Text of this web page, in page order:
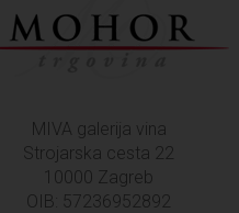
MIVA galerija vina
Strojarska cesta 22
10000 Zagreb
OIB: 57236952892